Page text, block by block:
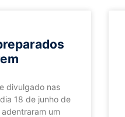
divulgado nas
18 de junho de
um